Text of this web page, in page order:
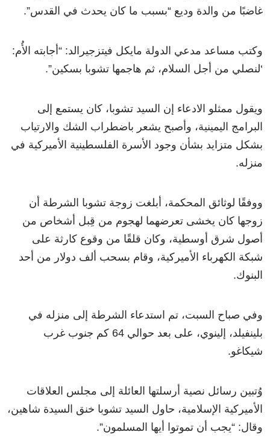
غاضبًا من والدة وديع “بسبب ما كان يحدث في القدس”.
وكتب مساعد مدعي الدولة مايكل فيتزجيرالد: “أجابته الأُم:
‘لنصلي من أجل السلام، ثم هاجمها تشوبا بسكين”.
ويقول ممثلو الادعاء إن السيد تشوبا، كان يستمع إلى
البرامج اليمينية، وأصبح يشعر باضطراب الشك والارتياب
بشكل متزايد بشأن وجود الأسرة الفلسطينية الأميركية في
منزله.
ووفقًا لوثائق المحكمة، أبلغت زوجة تشوبا الشرطة أن
زوجها كان يخشى تعرضهما لهجوم من قِبل أشخاص من
أصول شرق أوسطية، وكان قلقًا من وقوع كارثة على
شبكة الكهرباء الأميركية، وقام بسحب ألف دولار من أحد
البنوك.
وفي صباح السبت، تم استدعاء الشرطة إلى منزله في
بلينفيلد، إلينوي، على بعد حوالي 64 كم جنوب غرب
شيكاغو.
وُتبين رسائل نصية أرسلتها العائلة إلى مجلس العلاقات
الأميركية الإسلامية، حاول السيد تشوبا خنق السيدة شاهين،
وقال: “يجب أن تموتوا أيها المسلمون”.